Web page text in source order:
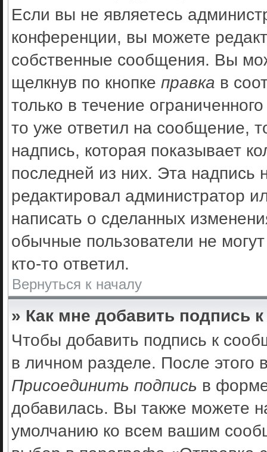
Если вы не являетесь
конференции, вы можете
собственные сообщения. Вы
щелкнув по кнопке правка в
только в течение
то уже ответил на сообщение,
надпись, которая показывает
последней из них. Эта надпись
редактировал администратор
написать о сделанных
обычные пользователи не
кто-то ответил.
Вернуться к началу
» Как мне добавить подпись
Чтобы добавить подпись к
в личном разделе. После
Присоединить подпись в
добавилась. Вы также можете
умолчанию ко всем вашим